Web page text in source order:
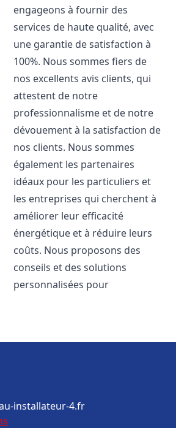
engageons à fournir des
services de haute qualité, avec
une garantie de satisfaction à
100%. Nous sommes fiers de
nos excellents avis clients, qui
attestent de notre
professionnalisme et de notre
dévouement à la satisfaction de
nos clients. Nous sommes
également les partenaires
idéaux pour les particuliers et
les entreprises qui cherchent à
améliorer leur efficacité
énergétique et à réduire leurs
coûts. Nous proposons des
conseils et des solutions
personnalisées pour
installateur-4.fr